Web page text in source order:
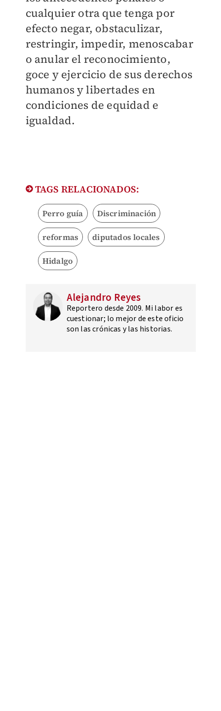
cualquier otra que tenga por
efecto negar, obstaculizar,
restringir, impedir, menoscabar
o anular el reconocimiento,
goce y ejercicio de sus derechos
humanos y libertades en
condiciones de equidad e
igualdad.
TAGS RELACIONADOS:
Perro guía Discriminación
reformas diputados locales
Hidalgo
Alejandro Reyes
Reportero desde 2009. Mi labor es
cuestionar; lo mejor de este oficio
son las crónicas y las historias.